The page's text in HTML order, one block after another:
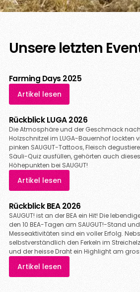
Unsere letzten
Farming Days 2025
Artikel lesen
Rückblick LUGA 2026
Die Atmosphäre und der Geschmack nach
Holzschnitzel im LUGA-Bauernhof lockten
pinken SAUGUT-Tattoos, Fleisch
Säuli-Quiz ausfüllen, gehörten auch
Höhepunkten bei SAUGUT!
Artikel lesen
Rückblick BEA 2026
SAUGUT! ist an der BEA ein Hit! Die
den 10 BEA-Tagen am SAUGUT!-Stand
Messeaktivitäten sind ein voller Erfolg.
selbstverständlich den Ferkeln im
und der heisse Draht ein Highlight am
Artikel lesen